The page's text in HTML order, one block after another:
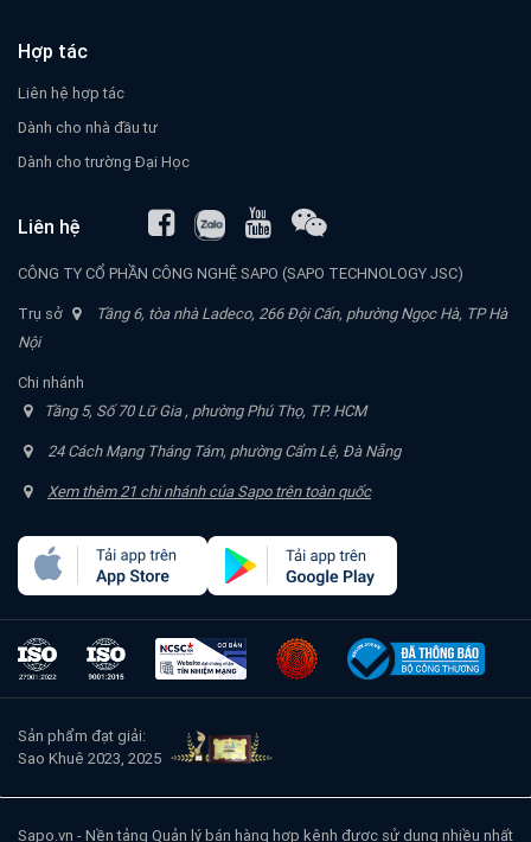
Hợp tác
Liên hệ hợp tác
Dành cho nhà đầu tư
Dành cho trường Đại Học
Liên hệ
CÔNG TY CỔ PHẦN CÔNG NGHỆ SAPO (SAPO TECHNOLOGY JSC)
Trụ sở
Tầng 6, tòa nhà Ladeco, 266 Đội Cấn, phường Ngọc Hà, TP Hà
Nội
Chi nhánh
Tầng 5, Số 70 Lữ Gia , phường Phú Thọ, TP. HCM
24 Cách Mạng Tháng Tám, phường Cẩm Lệ, Đà Nẵng
Xem thêm 21 chi nhánh của Sapo trên toàn quốc
Sapo.vn - Nền tảng Quản lý bán hàng hợp kênh được sử dụng nhiều nhất
Sản phẩm đạt giải:
Sao Khuê 2023, 2025